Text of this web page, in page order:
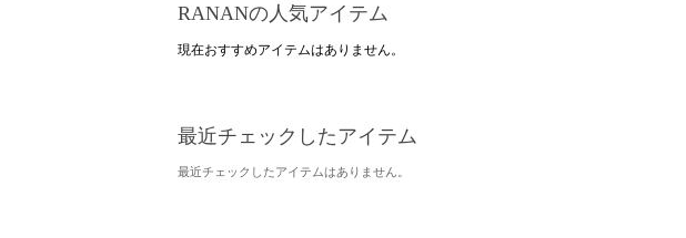
RANANの人気アイテム
現在おすすめアイテムはありません。
最近チェックしたアイテム
最近チェックしたアイテムはありません。